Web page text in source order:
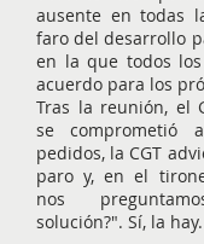
ausente en todas
faro del desarrollo
en la que todos
acuerdo para los
Tras la reunión, el
se comprometió
pedidos, la CGT
paro y, en el
nos
solución?". Sí, la hay.